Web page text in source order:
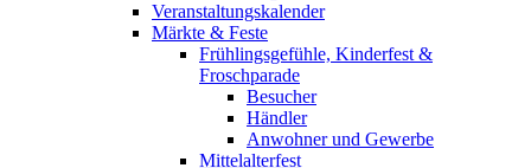
Veranstaltungskalender
Märkte & Feste
Frühlingsgefühle, Kinderfest &
Froschparade
Besucher
Händler
Anwohner und Gewerbe
Mittelalterfest